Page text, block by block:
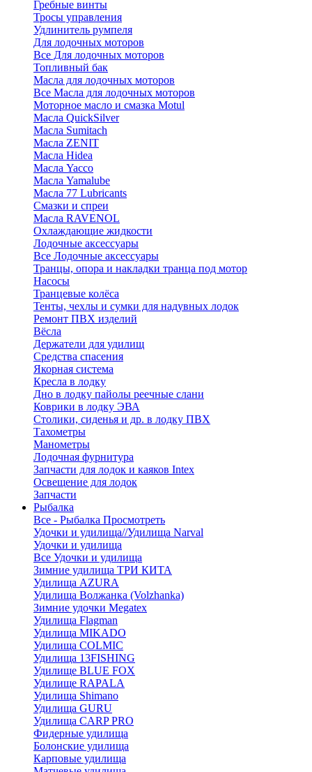
Гребные винты
Тросы управления
Удлинитель румпеля
Для лодочных моторов
Все Для лодочных моторов
Топливный бак
Масла для лодочных моторов
Все Масла для лодочных моторов
Моторное масло и смазка Motul
Масла QuickSilver
Масла Sumitach
Масла ZENIT
Масла Hidea
Масла Yacco
Масла Yamalube
Масла 77 Lubricants
Смазки и спреи
Масла RAVENOL
Охлаждающие жидкости
Лодочные аксессуары
Все Лодочные аксессуары
Транцы, опора и накладки транца под мотор
Насосы
Транцевые колёса
Тенты, чехлы и сумки для надувных лодок
Ремонт ПВХ изделий
Вёсла
Держатели для удилищ
Средства спасения
Якорная система
Кресла в лодку
Дно в лодку пайолы реечные слани
Коврики в лодку ЭВА
Столики, сиденья и др. в лодку ПВХ
Тахометры
Манометры
Лодочная фурнитура
Запчасти для лодок и каяков Intex
Освещение для лодок
Запчасти
Рыбалка
Все - Рыбалка Просмотреть
Удочки и удилища//Удилища Narval
Удочки и удилища
Все Удочки и удилища
Зимние удилища ТРИ КИТА
Удилища AZURA
Удилища Волжанка (Volzhanka)
Зимние удочки Megatex
Удилища Flagman
Удилища MIKADO
Удилища COLMIC
Удилища 13FISHING
Удилище BLUE FOX
Удилище RAPALA
Удилища Shimano
Удилища GURU
Удилища CARP PRO
Фидерные удилища
Болонские удилища
Карповые удилища